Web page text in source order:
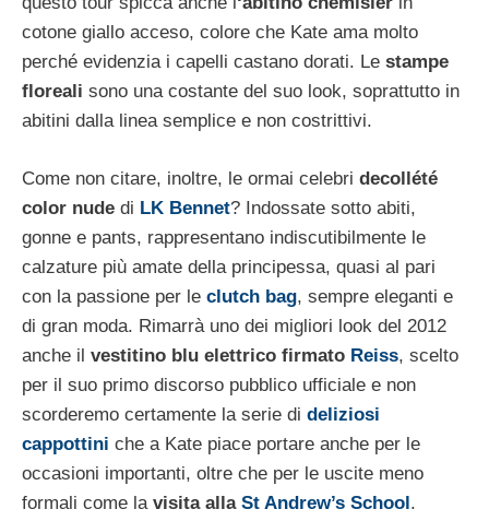
cotone giallo acceso, colore che Kate ama molto
perché evidenzia i capelli castano dorati. Le stampe
floreali sono una costante del suo look, soprattutto in
abitini dalla linea semplice e non costrittivi.
Come non citare, inoltre, le ormai celebri decollété
color nude di LK Bennet? Indossate sotto abiti,
gonne e pants, rappresentano indiscutibilmente le
calzature più amate della principessa, quasi al pari
con la passione per le clutch bag, sempre eleganti e
di gran moda. Rimarrà uno dei migliori look del 2012
anche il vestitino blu elettrico firmato Reiss, scelto
per il suo primo discorso pubblico ufficiale e non
scorderemo certamente la serie di deliziosi
cappottini che a Kate piace portare anche per le
occasioni importanti, oltre che per le uscite meno
formali come la visita alla St Andrew’s School.